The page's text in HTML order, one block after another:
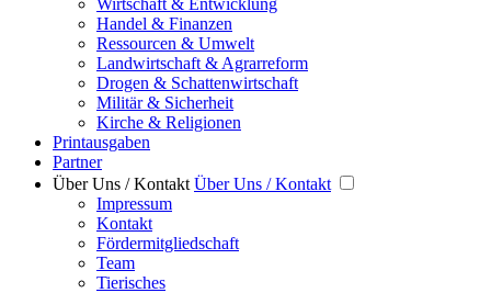
Handel & Finanzen
Ressourcen & Umwelt
Landwirtschaft & Agrarreform
Drogen & Schattenwirtschaft
Militär & Sicherheit
Kirche & Religionen
Printausgaben
Partner
Über Uns / Kontakt Über Uns / Kontakt
Impressum
Kontakt
Fördermitgliedschaft
Team
Tierisches